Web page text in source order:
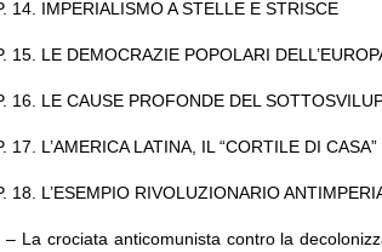
14. IMPERIALISMO A STELLE E STRISCE
15. LE DEMOCRAZIE POPOLARI
16. LE CAUSE PROFONDE DEL
17. L’AMERICA LATINA, IL “CORTILE DI
18. L’ESEMPIO RIVOLUZIONARIO
– La crociata anticomunista contro la